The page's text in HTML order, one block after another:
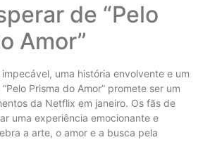
de “Pelo
Amor”
uma história envolvente e um
Prisma do Amor” promete ser um
da Netflix em janeiro. Os fãs de
uma experiência emocionante e
a arte, o amor e a busca pela